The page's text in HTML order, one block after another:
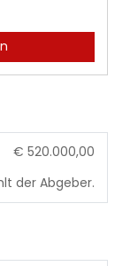
€ 520.000,00
der Abgeber.